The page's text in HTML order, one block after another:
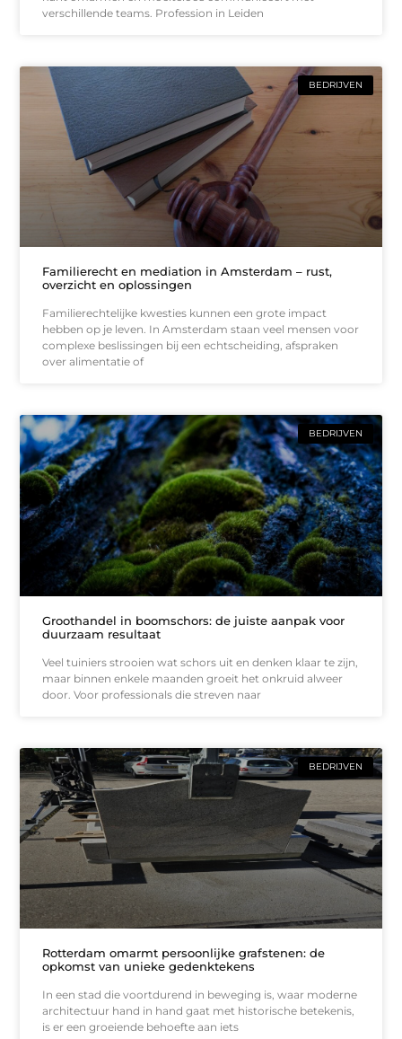
verschillende teams. Profession in Leiden
BEDRIJVEN
Familierecht en mediation in Amsterdam – rust,
overzicht en oplossingen
Familierechtelijke kwesties kunnen een grote impact
hebben op je leven. In Amsterdam staan veel mensen voor
complexe beslissingen bij een echtscheiding, afspraken
over alimentatie of
BEDRIJVEN
Groothandel in boomschors: de juiste aanpak voor
duurzaam resultaat
Veel tuiniers strooien wat schors uit en denken klaar te zijn,
maar binnen enkele maanden groeit het onkruid alweer
door. Voor professionals die streven naar
BEDRIJVEN
Rotterdam omarmt persoonlijke grafstenen: de
opkomst van unieke gedenktekens
In een stad die voortdurend in beweging is, waar moderne
architectuur hand in hand gaat met historische betekenis,
is er een groeiende behoefte aan iets